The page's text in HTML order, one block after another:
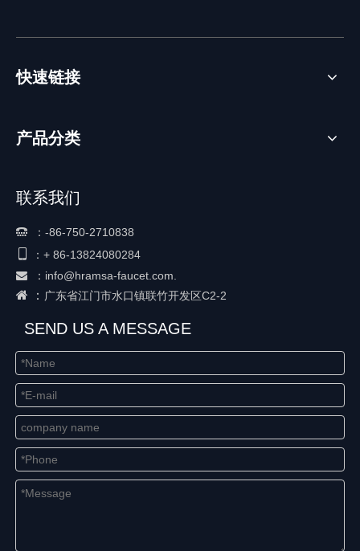
快速链接
产品分类
联系我们
 ： -86-750-2710838
： + 86-13824080284
 ： info@hramsa-faucet.com.
 ： 广东省江门市水口镇联竹开发区C2-2
SEND US A MESSAGE